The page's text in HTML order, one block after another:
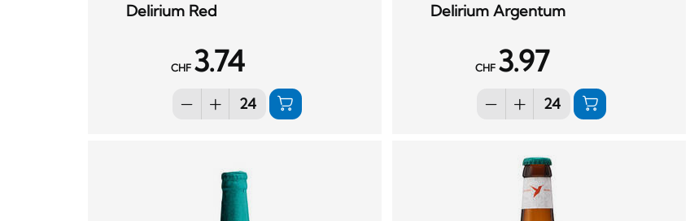
Delirium Red
CHF 3.74
Delirium Argentum
CHF 3.97